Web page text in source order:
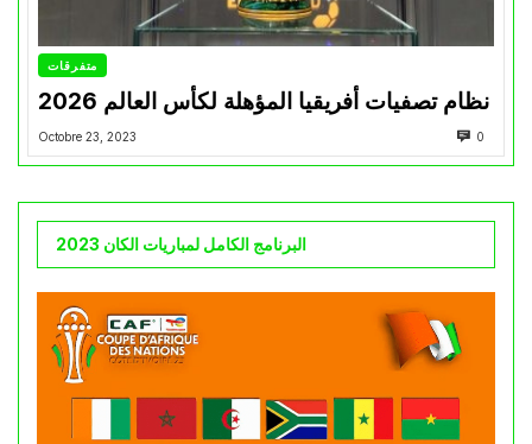
متفرقات
نظام تصفيات أفريقيا المؤهلة لكأس العالم 2026
Octobre 23, 2023 0
البرنامج الكامل لمباريات الكان 2023